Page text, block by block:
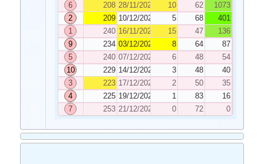
6
208 28/11/2022 10 62
1073
2
209 10/12/2022 5 68
401
1
240 16/11/2022 15 47
136
9
234 03/12/2022 8 64
87
5
240 07/12/2022 6 48
54
10
229 14/12/2022 3 48
40
3
223 17/12/2022 2 50
35
4
225 19/12/2022 1 83
16
7
253 21/12/2022 0 72 0